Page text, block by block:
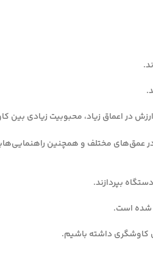
در اعماق زیاد، محبوبیت زیادی بین
دستگاه در شناسایی فلزات در عمق‌های مختلف و
کاوشگری داشته باشیم.